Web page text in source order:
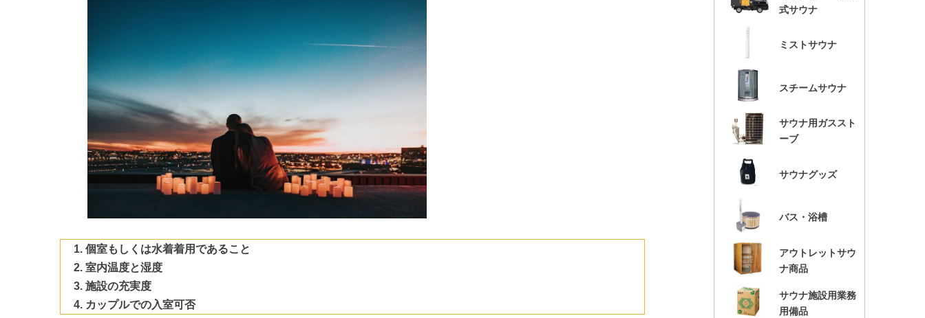
個室もしくは水着着用であること
室内温度と湿度
施設の充実度
カップルでの入室可否
式サウナ
ミストサウナ
スチームサウナ
サウナ用ガススト
ーブ
サウナグッズ
バス・浴槽
アウトレットサウ
ナ商品
サウナ施設用業務
用備品